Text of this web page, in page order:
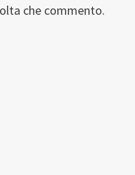
che commento.